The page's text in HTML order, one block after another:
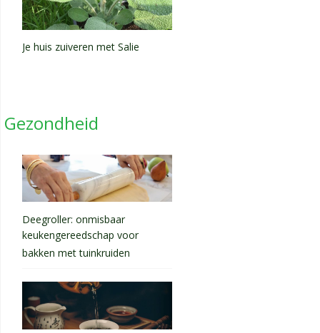
Je huis zuiveren met Salie
Gezondheid
Deegroller: onmisbaar
keukengereedschap voor
bakken met tuinkruiden